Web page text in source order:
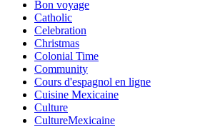
Bon voyage
Catholic
Celebration
Christmas
Colonial Time
Community
Cours d'espagnol en ligne
Cuisine Mexicaine
Culture
CultureMexicaine